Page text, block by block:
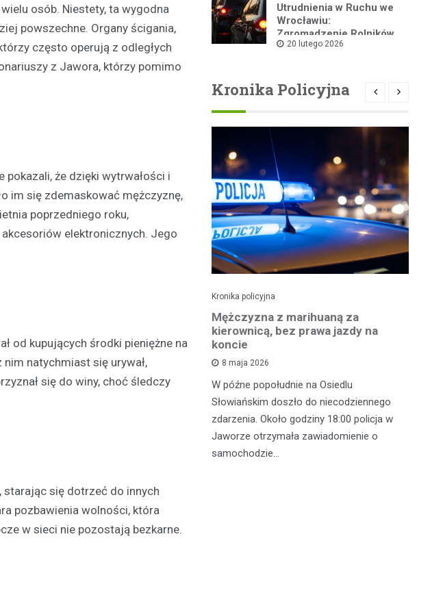
osób. Niestety, ta wygodna
powszechne. Organy ścigania,
często operują z odległych
z Jawora, którzy pomimo
że dzięki wytrwałości i
im się zdemaskować mężczyznę,
poprzedniego roku,
elektronicznych. Jego
od kupujących środki pieniężne na
natychmiast się urywał,
się do winy, choć śledczy
się dotrzeć do innych
pozbawienia wolności, która
w sieci nie pozostają bezkarne.
Utrudnienia w Ruchu we
Wrocławiu:
Zgromadzenie Rolników
Dziś w Centrum
20 lutego 2026
Kronika Policyjna
29 kwietnia 2026
na autostradzie A4 w
Kronika policyjna
Mężczyzna z marihuaną za
kierownicą, bez prawa jazdy na
koncie
8 maja 2026
W późne popołudnie na Osiedlu
Słowiańskim doszło do niecodziennego
zdarzenia. Około godziny 18:00 policja w
Jaworze otrzymała zawiadomienie o
samochodzie…